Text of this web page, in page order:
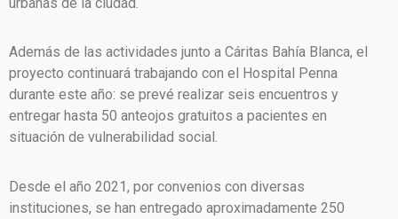
Además de las actividades junto a Cáritas Bahía Blanca, el
proyecto continuará trabajando con el Hospital Penna
durante este año: se prevé realizar seis encuentros y
entregar hasta 50 anteojos gratuitos a pacientes en
situación de vulnerabilidad social.
Desde el año 2021, por convenios con diversas
instituciones, se han entregado aproximadamente 250